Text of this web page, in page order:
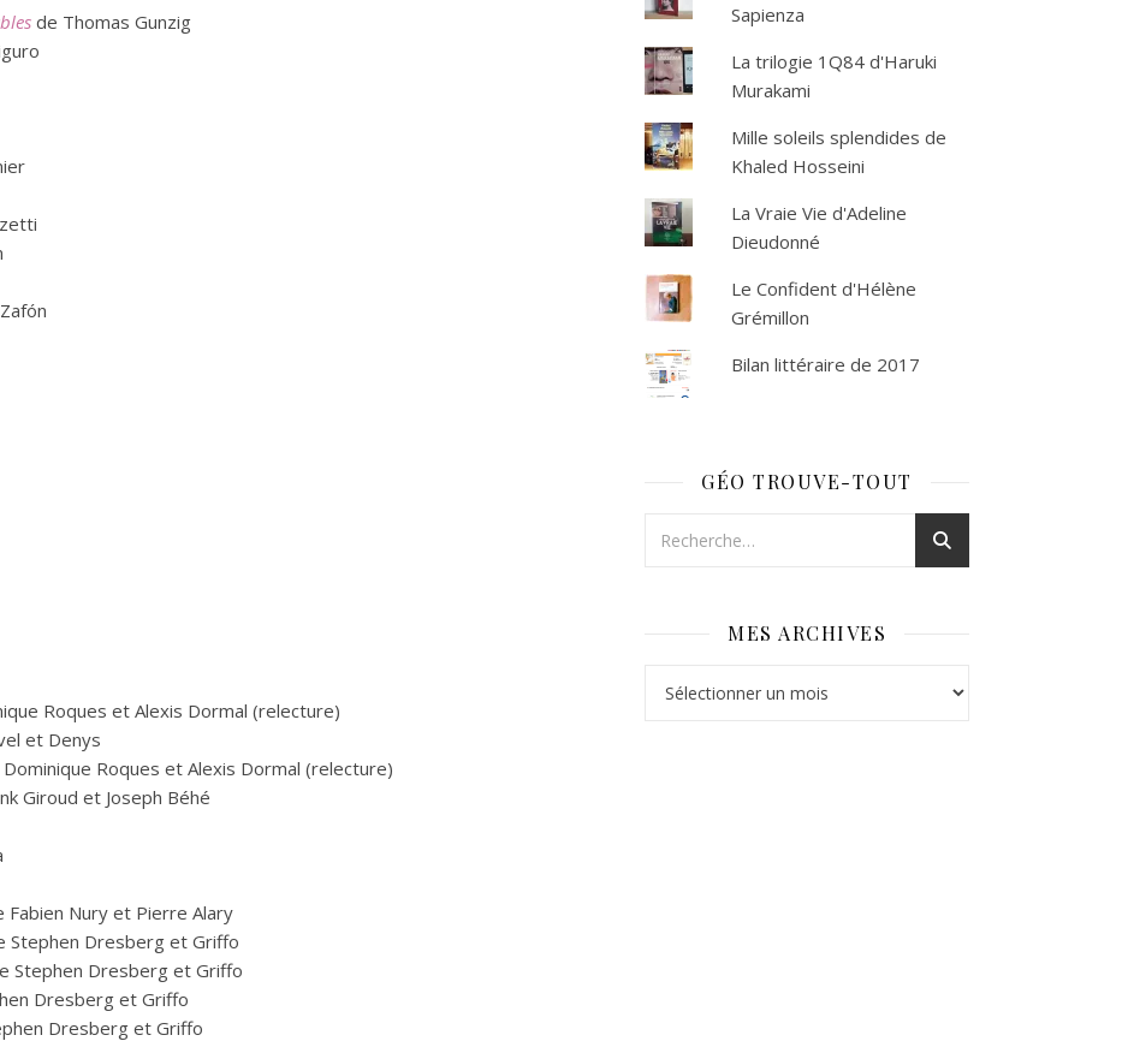
de Thomas Gunzig
Roques et Alexis Dormal (relecture)
et Denys
Roques et Alexis Dormal (relecture)
Giroud et Joseph Béhé
Fabien Nury et Pierre Alary
Stephen Dresberg et Griffo
Stephen Dresberg et Griffo
Dresberg et Griffo
Dresberg et Griffo
Sapienza
La trilogie 1Q84 d'Haruki
Murakami
Mille soleils splendides de
Khaled Hosseini
La Vraie Vie d'Adeline
Dieudonné
Le Confident d'Hélène
Grémillon
Bilan littéraire de 2017
GÉO TROUVE-TOUT
MES ARCHIVES